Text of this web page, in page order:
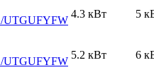
/UTGUFYFW
4.3 кВт 5
/UTGUFYFW
5.2 кВт 6